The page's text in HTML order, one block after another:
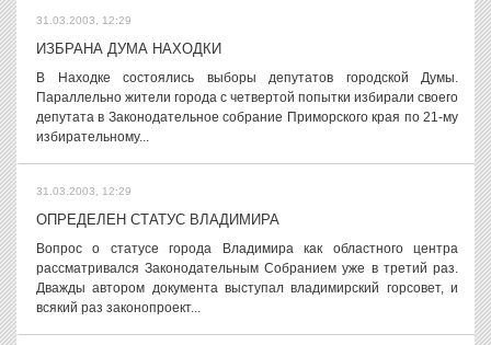
31.03.2003, 12:29
ИЗБРАНА ДУМА НАХОДКИ
В Находке состоялись выборы депутатов городской Думы.
Параллельно жители города с четвертой попытки избирали своего
депутата в Законодательное собрание Приморского края по 21-му
избирательному...
31.03.2003, 12:29
ОПРЕДЕЛЕН СТАТУС ВЛАДИМИРА
Вопрос о статусе города Владимира как областного центра
рассматривался Законодательным Собранием уже в третий раз.
Дважды автором документа выступал владимирский горсовет, и
всякий раз законопроект...